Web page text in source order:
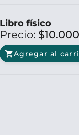
Libro físico
Precio: $10.000
shopping_cartAgregar al